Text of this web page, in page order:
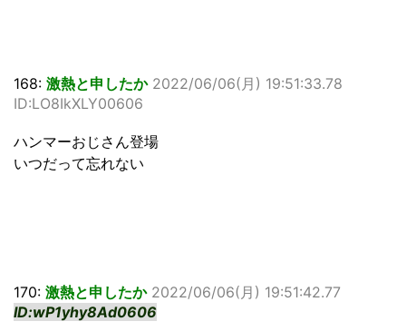
168: 激熱と申したか 2022/06/06(月) 19:51:33.78
ID:LO8IkXLY00606
ハンマーおじさん登場
いつだって忘れない
170: 激熱と申したか 2022/06/06(月) 19:51:42.77
ID:wP1yhy8Ad0606